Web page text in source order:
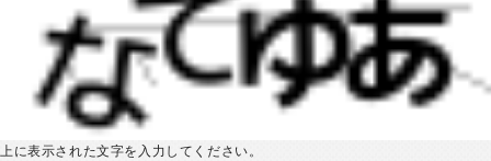
上に表示された文字を入力してください。